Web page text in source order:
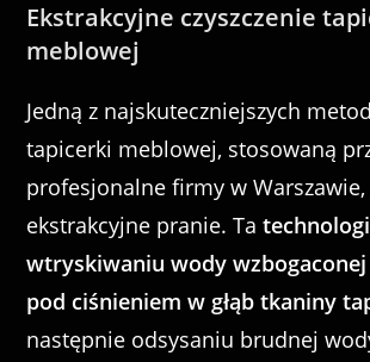
Ekstrakcyjne czyszczenie
meblowej
Jedną z najskuteczniejszych
tapicerki meblowej, stosowaną
profesjonalne firmy w
ekstrakcyjne pranie. Ta
wtryskiwaniu wody
pod ciśnieniem w głąb tkaniny
następnie odsysaniu brudnej